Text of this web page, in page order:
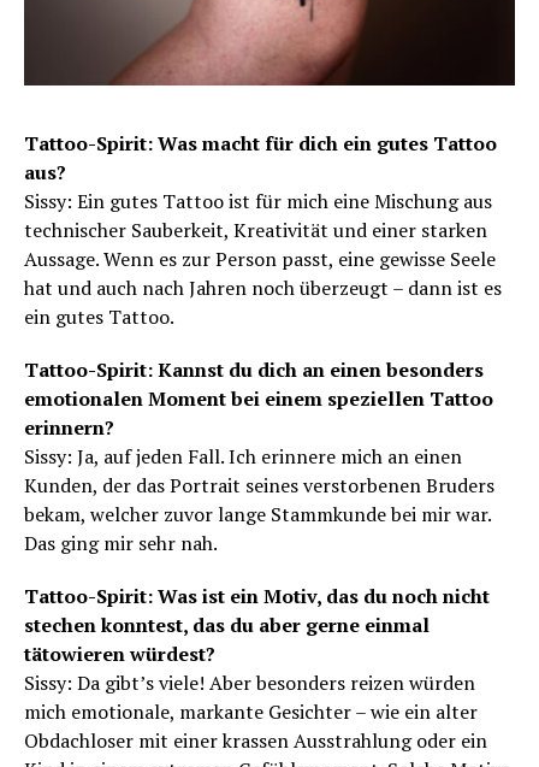
Tattoo-Spirit: Was macht für dich ein gutes Tattoo
aus?
Sissy: Ein gutes Tattoo ist für mich eine Mischung aus
technischer Sauberkeit, Kreativität und einer starken
Aussage. Wenn es zur Person passt, eine gewisse Seele
hat und auch nach Jahren noch überzeugt – dann ist es
ein gutes Tattoo.
Tattoo-Spirit: Kannst du dich an einen besonders
emotionalen Moment bei einem speziellen Tattoo
erinnern?
Sissy: Ja, auf jeden Fall. Ich erinnere mich an einen
Kunden, der das Portrait seines verstorbenen Bruders
bekam, welcher zuvor lange Stammkunde bei mir war.
Das ging mir sehr nah.
Tattoo-Spirit: Was ist ein Motiv, das du noch nicht
stechen konntest, das du aber gerne einmal
tätowieren würdest?
Sissy: Da gibt’s viele! Aber besonders reizen würden
mich emotionale, markante Gesichter – wie ein alter
Obdachloser mit einer krassen Ausstrahlung oder ein